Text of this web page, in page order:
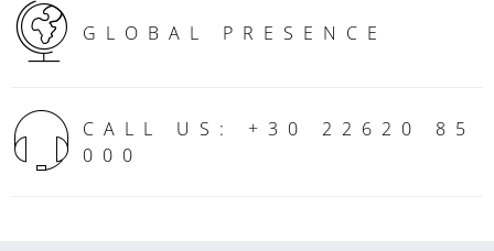
GLOBAL PRESENCE
CALL US: +30 22620 85
000